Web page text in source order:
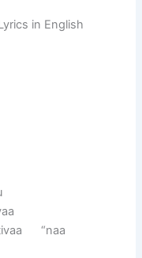
in English
“naa